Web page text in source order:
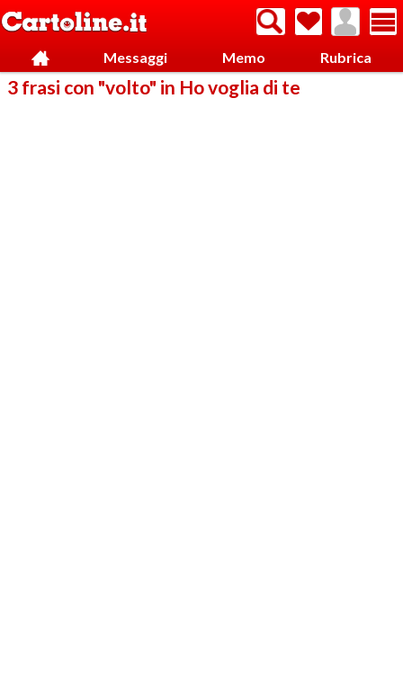
Messaggi Memo Rubrica
3 frasi con "volto" in Ho voglia di te